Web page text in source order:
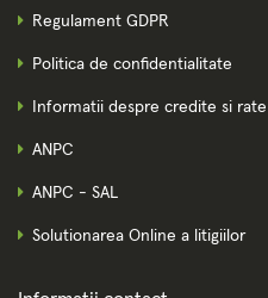
Regulament GDPR
Politica de confidentialitate
Informatii despre credite si rate
ANPC
ANPC - SAL
Solutionarea Online a litigiilor